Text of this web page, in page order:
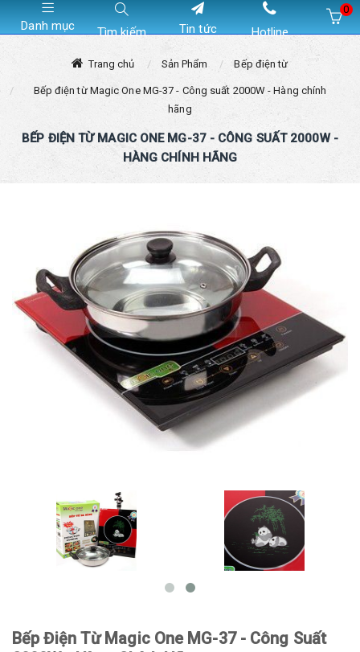
Danh mục Tìm kiếm Tin tức Hotline
0
Trang chủ Sản Phẩm Bếp điện từ
Bếp điện từ Magic One MG-37 - Công suất 2000W - Hàng chính
hãng
BẾP ĐIỆN TỪ MAGIC ONE MG-37 - CÔNG SUẤT 2000W -
HÀNG CHÍNH HÃNG
Bếp Điện Từ Magic One MG-37 - Công Suất